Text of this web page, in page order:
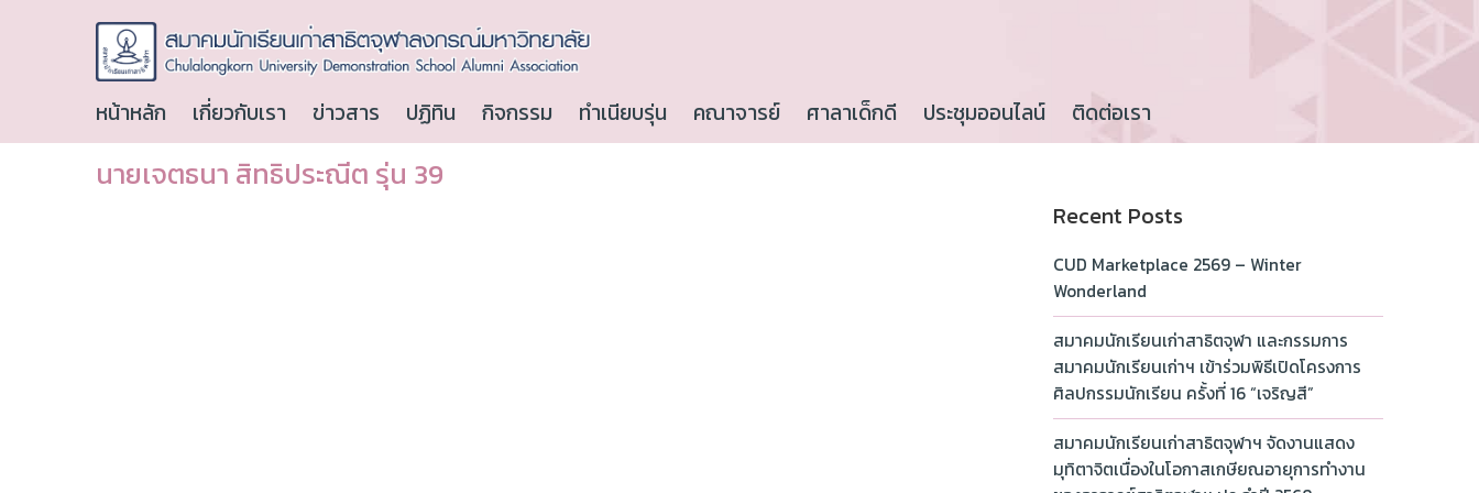
หน้าหลัก เกี่ยวกับเรา ข่าวสาร ปฏิทิน กิจกรรม ทำเนียบรุ่น คณาจารย์ ศาลาเด็กดี ประชุมออนไลน์ ติดต่อเรา
นายเจตธนา สิทธิประณีต รุ่น 39
Recent Posts
CUD Marketplace 2569 – Winter
Wonderland
สมาคมนักเรียนเก่าสาธิตจุฬา และกรรมการ
สมาคมนักเรียนเก่าฯ เข้าร่วมพิธีเปิดโครงการ
ศิลปกรรมนักเรียน ครั้งที่ 16 “เจริญสี”
สมาคมนักเรียนเก่าสาธิตจุฬาฯ จัดงานแสดง
มุทิตาจิตเนื่องในโอกาสเกษียณอายุการทำงาน